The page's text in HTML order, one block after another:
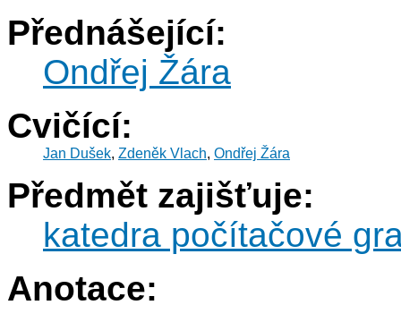
Přednášející:
Ondřej Žára
Cvičící:
Jan Dušek, Zdeněk Vlach, Ondřej Žára
Předmět zajišťuje:
katedra počítačové
Anotace: